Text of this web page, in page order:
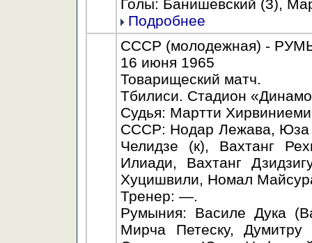
Голы: Банишевский (3),
Подробнее
СССР (молодежная) -
16 июня 1965
Товарищеский матч.
Тбилиси. Стадион
Судья: Мартти
СССР: Нодар Лежава, Юза
Челидзе (к), Вахтанг
Илиади, Вахтанг
Хуцишвили, Номал
Тренер: —.
Румыния: Василе Дука
Мирча Петеску,